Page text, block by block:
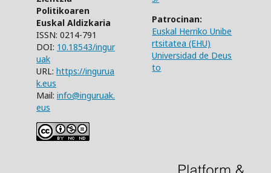
Politikoaren
Euskal Aldizkaria
ISSN: 0214-791
DOI: 10.18543/ingur
uak
URL: https://ingurua
k.eus
Mail: info@inguruak.
eus
Patrocinan:
Euskal Herriko Unibe
rtsitatea (EHU)
Universidad de Deus
to